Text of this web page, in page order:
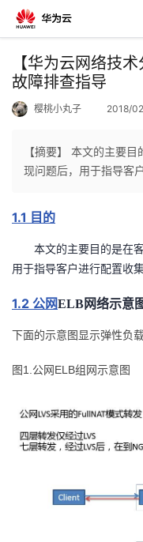
返
回
人
主
页
我
的
开
发
我
【华为云网络技
故障排查指导
樱桃小丸子 2018/
【摘要】 本文的主要
现问题后，用于指导客
1.1 目的
本文的主要目的是在
用于指导客户进行配置收集
1.2 公网ELB网络示意
下面的示意图显示弹性负
图 1. 公网 ELB组网示意图